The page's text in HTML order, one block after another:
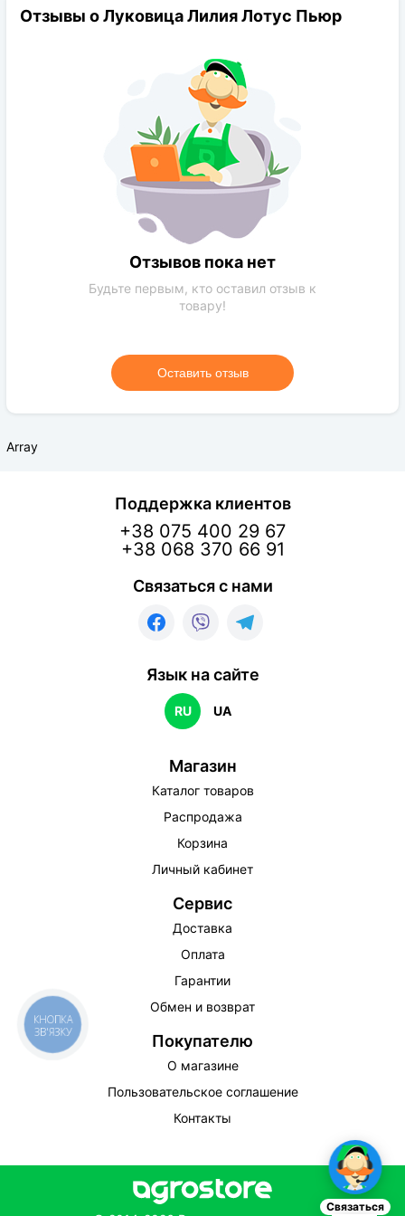
посадка луковиц лилий: весной — апрель-май,
участок: солнечный, допустима полутень;
почва: плодородная, водопроницаемая, легкая;
полив: умеренный, нельзя допускать пересыхания
земли и застоя влаги, что может привести к гниению
удобрение: после схода снега, в период
бутонизации, после окончания цветения;
глубина посадки: 15-20 см;
расстояние между луковицами: 20 см;
тип посадочного материала: луковицы.
Отзывы о Луковица Лилия Лотус Пьюр
Отзывов пока нет
Будьте первым, кто оставил отзыв к
товару!
Оставить отзыв
Array
Поддержка клиентов
+38 075 400 29 67
+38 068 370 66 91
Связаться с нами
Язык на сайте
RU UA
Магазин
Каталог товаров
Распродажа
Корзина
Личный кабинет
Сервис
Доставка
Оплата
Гарантии
Обмен и возврат
Покупателю
О магазине
Пользовательское соглашение
Контакты
Связаться
КНОПКА
ЗВ'ЯЗКУ